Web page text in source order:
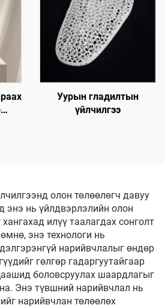
Уурын гладилтын
үйлчилгээ
олон төлөөлөгч давуу
энэ нь үйлдвэрлэлийн олон
илүү таалагдах сонголт
энэ технологи нь
нарийвчлалыг өндөр
гөлгөр гадаргуутайгаар
боловсруулах шаардлагыг
Энэ түвшний нарийвчлал нь
нарийвчлан төлөөлөх